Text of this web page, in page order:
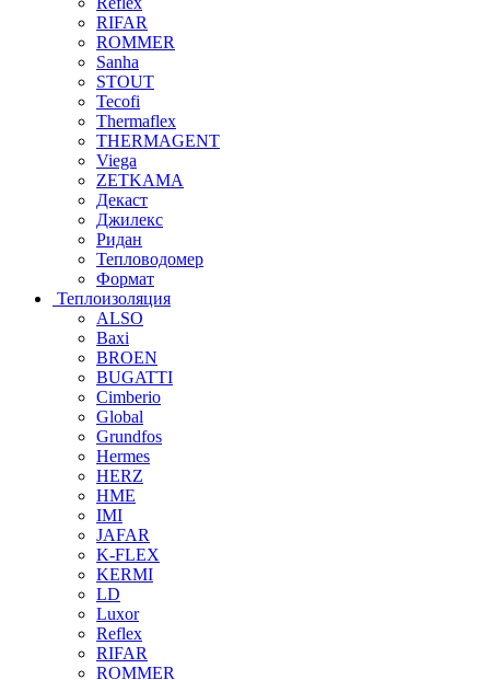
RIFAR
ROMMER
Sanha
STOUT
Tecofi
Thermaflex
THERMAGENT
Viega
ZETKAMA
Декаст
Джилекс
Ридан
Тепловодомер
Формат
Теплоизоляция
ALSO
Baxi
BROEN
BUGATTI
Cimberio
Global
Grundfos
Hermes
HERZ
HME
IMI
JAFAR
K-FLEX
KERMI
LD
Luxor
Reflex
RIFAR
ROMMER